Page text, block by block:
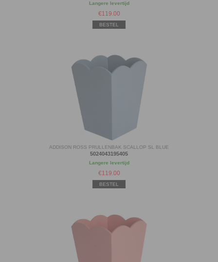
Langere levertijd
€119.00
BESTEL
ADDISON ROSS PRULLENBAK SCALLOP SL BLUE
5024043195405
Langere levertijd
€119.00
BESTEL